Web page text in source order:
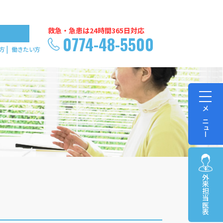
メニュー
外来担当医表
働きたい方
救急・急患は24時間365日対応
0774-48-5500